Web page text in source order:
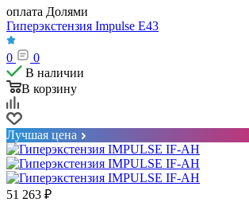
оплата Долями
Гиперэкстензия Impulse E43
0
0
В наличии
В корзину
Лучшая цена
51 263 ₽